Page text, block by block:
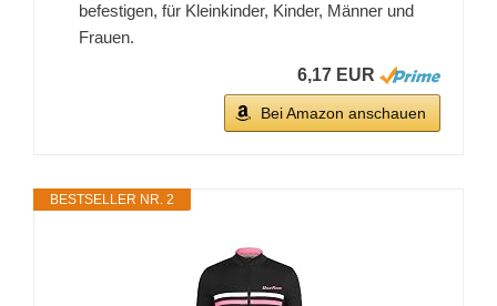
befestigen, für Kleinkinder, Kinder, Männer und
Frauen.
6,17 EUR
Bei Amazon anschauen
BESTSELLER NR. 2